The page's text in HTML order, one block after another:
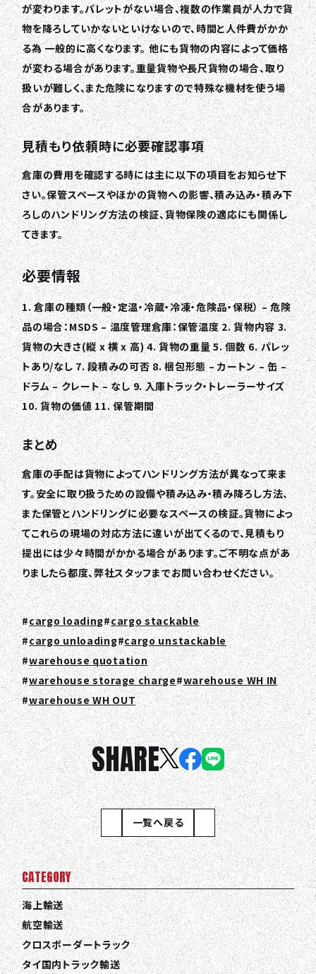
TOP
ABOUT HPS Value
SERVICES
COMPANY
RECRUIT
COLUMN
NEWS
CONTACT
EN JA TH
が変わります。パレットがない場合、複数の作業員が人力で貨
物を降ろしていかないといけないので、時間と人件費がかか
る為 一般的に高くなります。 他にも貨物の内容によって価格
が変わる場合があります。重量貨物や長尺貨物の場合、取り
扱いが難しく、また危険になりますので特殊な機材を使う場
合があります。
見積もり依頼時に必要確認事項
倉庫の費用を確認する時には主に以下の項目をお知らせ下
さい。保管スペースやほかの貨物への影響、積み込み・積み下
ろしのハンドリング方法の検証、貨物保険の適応にも関係し
てきます。
必要情報
1. 倉庫の種類（一般・定温・冷蔵・冷凍・危険品・保税） – 危険
品の場合：MSDS – 温度管理倉庫：保管温度 2. 貨物内容 3.
貨物の大きさ(縦 x 横 x 高) 4. 貨物の重量 5. 個数 6. パレッ
トあり/なし 7. 段積みの可否 8. 梱包形態 – カートン – 缶 –
ドラム – クレート – なし 9. 入庫トラック・トレーラーサイズ
10. 貨物の価値 11. 保管期間
まとめ
倉庫の手配は貨物によってハンドリング方法が異なって来ま
す。安全に取り扱うための設備や積み込み・積み降ろし方法、
また保管とハンドリングに必要なスペースの検証。貨物によっ
てこれらの現場の対応方法に違いが出てくるので、見積もり
提出には少々時間がかかる場合があります。ご不明な点があ
りましたら都度、弊社スタッフまでお問い合わせください。
cargo loading cargo stackable
cargo unloading cargo unstackable
warehouse quotation
warehouse storage charge warehouse WH IN
warehouse WH OUT
SHARE
一覧へ戻る
CATEGORY
海上輸送
航空輸送
クロスボーダートラック
タイ国内トラック輸送